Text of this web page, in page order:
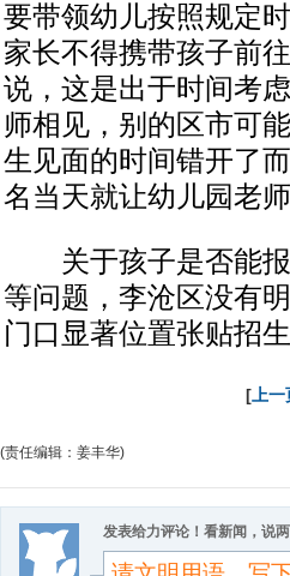
要带领幼儿按照规定
家长不得携带孩子前
说，这是出于时间考
师相见，别的区市可
生见面的时间错开了
名当天就让幼儿园老
关于孩子是否能报
等问题，李沧区没有
门口显著位置张贴招
[ 上
(责任编辑：姜丰华)
发表给力评论！看新闻，说两